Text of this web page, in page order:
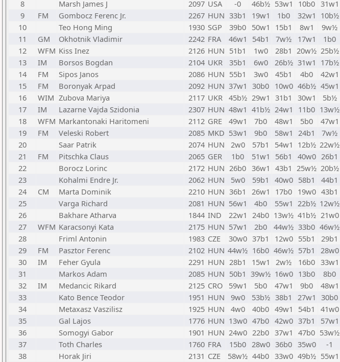
8
Marsh James J 2097 USA -0 46b½ 53w1 10b0 31w1
9
FM Gombocz Ferenc Jr. 2267 HUN 33b1 19w1 1b0 32w1 10b½
10
Teo Hong Ming 1930 SGP 39b0 50w1 15b1 8w1 9w½
11
GM Okhotnik Vladimir 2242 FRA 46w1 54b1 7w½ 17w1 1b0
12
WFM Kiss Inez 2126 HUN 51b1 1w0 28b1 20w½ 25b½
13
IM Borsos Bogdan 2104 UKR 35b1 6w0 26b½ 31w1 17b½
14
FM Sipos Janos 2086 HUN 55b1 3w0 45b1 4b0 42w1
15
FM Boronyak Arpad 2092 HUN 37w1 30b0 10w0 46b½ 45w1
16
WIM Zubova Mariya 2117 UKR 45b½ 29w1 31b1 30w1 5b½
17
IM Lazarne Vajda Szidonia 2307 HUN 48w1 41b½ 24w1 11b0 13w½
18
WFM Markantonaki Haritomeni 2112 GRE 49w1 7b0 48w1 5b0 47w1
19
FM Veleski Robert 2085 MKD 53w1 9b0 58w1 24b1 7w½
20
Saar Patrik 2074 HUN 2w0 57b1 54w1 12b½ 22w½
21
FM Pitschka Claus 2065 GER 1b0 51w1 56b1 40w0 26b1
22
Borocz Lorinc 2172 HUN 26b0 36w1 43b1 25w½ 20b½
23
Kohalmi Endre Jr. 2062 HUN 5w0 59b1 40w0 58b1 44b1
24
CM Marta Dominik 2210 HUN 36b1 26w1 17b0 19w0 43b1
25
Varga Richard 2081 HUN 56w1 4b0 55w1 22b½ 12w½
26
Bakhare Atharva 1844 IND 22w1 24b0 13w½ 41b½ 21w0
27
WFM Karacsonyi Kata 2175 HUN 57w1 2b0 44w½ 33b0 46w½
28
Friml Antonin 1983 CZE 30w0 37b1 12w0 55b1 29b1
29
FM Pasztor Ferenc 2102 HUN 44w½ 16b0 46w½ 57b1 28w0
30
IM Feher Gyula 2291 HUN 28b1 15w1 2w½ 16b0 33w1
31
Markos Adam 2085 HUN 50b1 39w½ 16w0 13b0 8b0
32
IM Medancic Rikard 2125 CRO 59w1 5b0 47w1 9b0 48w1
33
Kato Bence Teodor 1951 HUN 9w0 53b½ 38b1 27w1 30b0
34
Metaxasz Vaszilisz 1925 HUN 4w0 40b0 49w1 54b1 41w0
35
Gal Lajos 1776 HUN 13w0 47b0 42w0 37b1 57w1
36
Somogyi Gabor 1901 HUN 24w0 22b0 37w1 47b0 53w½
37
Toth Charles 1760 FRA 15b0 28w0 36b0 35w0 -1
38
Horak Jiri 2131 CZE 58w½ 44b0 33w0 49b½ 55w1